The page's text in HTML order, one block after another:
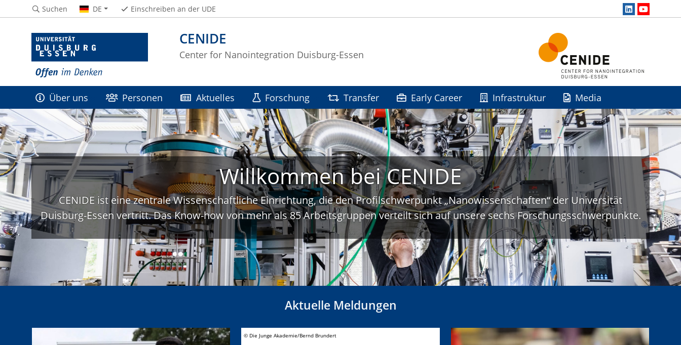
CENIDE
Center for Nanointegration Duisburg-Essen
Suchen DE Einschreiben an der UDE
Über uns Personen Aktuelles Forschung Transfer Early Career Infrastruktur Media
Willkommen bei CENIDE
CENIDE ist eine zentrale Wissenschaftliche Einrichtung, die den Profilschwerpunkt „Nanowissenschaften“ der Universität
Duisburg-Essen vertritt. Das Know-how von mehr als 85 Arbeitsgruppen verteilt sich auf unsere sechs Forschungsschwerpunkte.
Aktuelle Meldungen
© Die Junge Akademie/Bernd Brundert